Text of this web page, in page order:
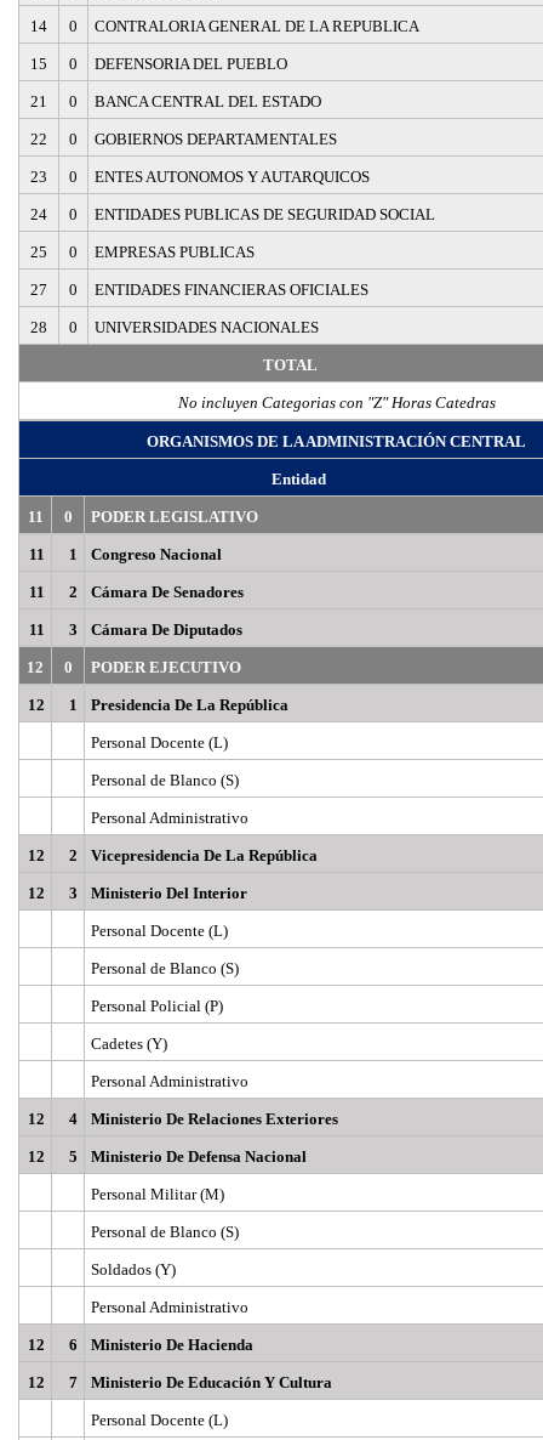
14 0 CONTRALORIA GENERAL DE LA REPUBLICA
15 0 DEFENSORIA DEL PUEBLO
21 0 BANCA CENTRAL DEL ESTADO
22 0 GOBIERNOS DEPARTAMENTALES
23 0 ENTES AUTONOMOS Y AUTARQUICOS
24 0 ENTIDADES PUBLICAS DE SEGURIDAD SOCIAL
25 0 EMPRESAS PUBLICAS
27 0 ENTIDADES FINANCIERAS OFICIALES
28 0 UNIVERSIDADES NACIONALES
TOTAL
No incluyen Categorias con "Z" Horas Catedras
ORGANISMOS DE LA ADMINISTRACIÓN CENTRAL
Entidad
11 0 PODER LEGISLATIVO
11 1 Congreso Nacional
11 2 Cámara De Senadores
11 3 Cámara De Diputados
12 0 PODER EJECUTIVO
12 1 Presidencia De La República
Personal Docente (L)
Personal de Blanco (S)
Personal Administrativo
12 2 Vicepresidencia De La República
12 3 Ministerio Del Interior
Personal Docente (L)
Personal de Blanco (S)
Personal Policial (P)
Cadetes (Y)
Personal Administrativo
12 4 Ministerio De Relaciones Exteriores
12 5 Ministerio De Defensa Nacional
Personal Militar (M)
Personal de Blanco (S)
Soldados (Y)
Personal Administrativo
12 6 Ministerio De Hacienda
12 7 Ministerio De Educación Y Cultura
Personal Docente (L)